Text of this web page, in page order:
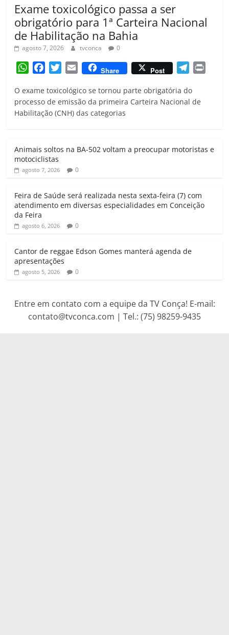
Exame toxicológico passa a ser
obrigatório para 1ª Carteira Nacional
de Habilitação na Bahia
agosto 7, 2026 tvconca 0
W
a
t
s
p
c
e
b
k
i
t
t
a
i
l
Share Post
l
e
m
O exame toxicológico se tornou parte obrigatória do
processo de emissão da primeira Carteira Nacional de
Habilitação (CNH) das categorias
Animais soltos na BA-502 voltam a preocupar motoristas e
motociclistas
agosto 7, 2026 0
Feira de Saúde será realizada nesta sexta-feira (7) com
atendimento em diversas especialidades em Conceição
da Feira
agosto 6, 2026 0
Cantor de reggae Edson Gomes manterá agenda de
apresentações
agosto 5, 2026 0
Entre em contato com a equipe da TV Conça! E-mail:
contato@tvconca.com | Tel.: (75) 98259-9435